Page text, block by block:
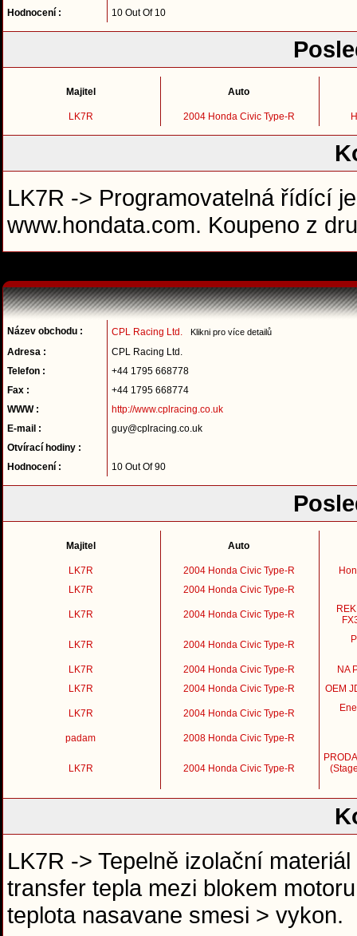
Hodnocení :
10 Out Of 10
Majitel Auto
LK7R 2004 Honda Civic Type-R
LK7R -> Programovatelná řídící
www.hondata.com. Koupeno z
Název obchodu : CPL Racing Ltd. Klikni pro více detailů
Adresa :
CPL Racing Ltd.
Telefon :
+44 1795 668778
Fax :
+44 1795 668774
WWW :
http://www.cplracing.co.uk
E-mail :
guy@cplracing.co.uk
Otvírací hodiny :
Hodnocení :
10 Out Of 90
Majitel Auto
LK7R 2004 Honda Civic Type-R
LK7R
2004 Honda Civic Type-R
LK7R 2004 Honda Civic Type-R
LK7R 2004 Honda Civic Type-R
LK7R 2004 Honda Civic Type-R
NA
LK7R
2004 Honda Civic Type-R OEM
LK7R 2004 Honda Civic Type-R
padam 2008 Honda Civic Type-R
LK7R 2004 Honda Civic Type-R
LK7R -> Tepelně izolační
transfer tepla mezi blokem
teplota nasavane smesi > vykon.